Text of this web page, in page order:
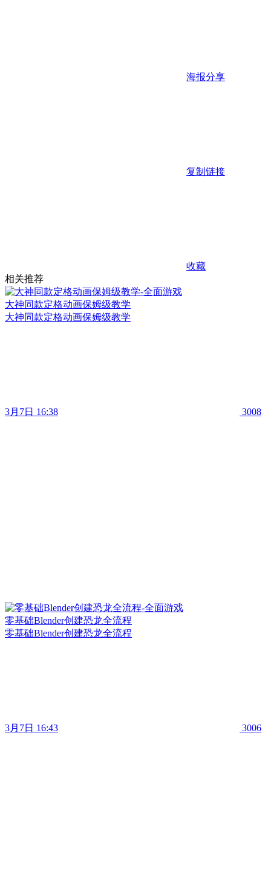
海报分享
复制链接
收藏
相关推荐
大神同款定格动画保姆级教学
大神同款定格动画保姆级教学
3月7日 16:38 3008
零基础Blender创建恐龙全流程
零基础Blender创建恐龙全流程
3月7日 16:43 3006